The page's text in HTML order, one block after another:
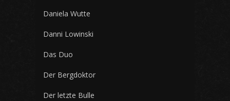
Daniela Wutte
Danni Lowinski
Das Duo
Der Bergdoktor
Der letzte Bulle